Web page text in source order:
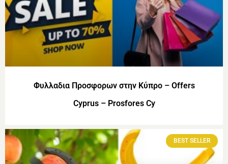
Φυλλαδια Προσφορων στην Κύπρο – Offers
Cyprus – Prosfores Cy
BEST SELLER